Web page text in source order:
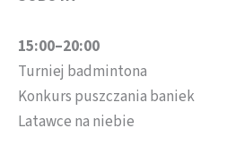
15:00–20:00
Turniej badmintona
Konkurs puszczania baniek
Latawce na niebie